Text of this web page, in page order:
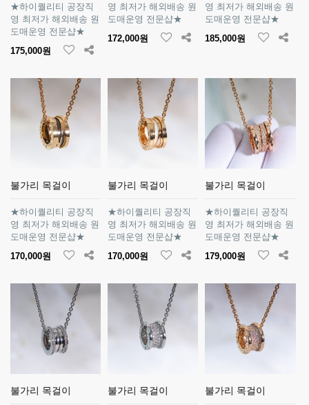
★하이퀄리티 공장직
영 최저가 해외배송 원
도매운영 전문샵★
175,000원
영 최저가 해외배송 원
도매운영 전문샵★
172,000원
영 최저가 해외배송 원
도매운영 전문샵★
185,000원
불가리 목걸이
★하이퀄리티 공장직
영 최저가 해외배송 원
도매운영 전문샵★
170,000원
불가리 목걸이
★하이퀄리티 공장직
영 최저가 해외배송 원
도매운영 전문샵★
170,000원
불가리 목걸이
★하이퀄리티 공장직
영 최저가 해외배송 원
도매운영 전문샵★
179,000원
불가리 목걸이 불가리 목걸이 불가리 목걸이